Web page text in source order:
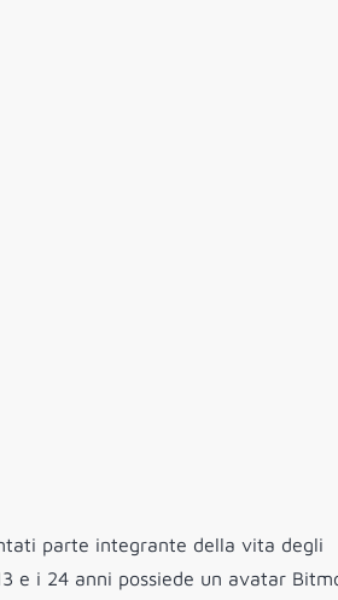
parte integrante della vita degli
e i 24 anni possiede un avatar